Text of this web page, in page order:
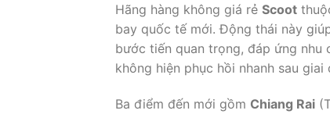
Hãng hàng không giá rẻ Scoot
bay quốc tế mới. Động thái này
bước tiến quan trọng, đáp ứng nhu
không hiện phục hồi nhanh sau giai
Ba điểm đến mới gồm Chiang Rai